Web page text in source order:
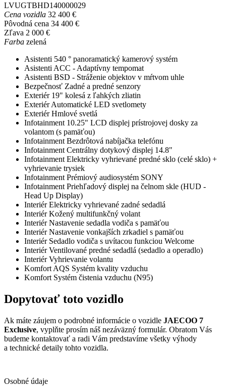
LVUGTBHD140000029
Cena vozidla 32 400 €
Pôvodná cena 34 400 €
Zľava 2 000 €
Farba zelená
Asistenti 540 ° panoramatický kamerový systém
Asistenti ACC - Adaptívny tempomat
Asistenti BSD - Stráženie objektov v mŕtvom uhle
Bezpečnosť Zadné a predné senzory
Exteriér19" kolesá z ľahkých zliatin
ExteriérAutomatické LED svetlomety
ExteriérHmlové svetlá
Infotainment 10.25" LCD displej prístrojovej dosky za
volantom (s pamäťou)
Infotainment Bezdrôtová nabíjačka telefónu
Infotainment Centrálny dotykový displej 14.8"
Infotainment Elektricky vyhrievané predné sklo (celé sklo) +
vyhrievanie trysiek
Infotainment Prémiový audiosystém SONY
Infotainment Priehľadový displej na čelnom skle (HUD -
Head Up Display)
InteriérElektricky vyhrievané zadné sedadlá
InteriérKožený multifunkčný volant
InteriérNastavenie sedadla vodiča s pamäťou
InteriérNastavenie vonkajších zrkadiel s pamäťou
InteriérSedadlo vodiča s uvítacou funkciou Welcome
InteriérVentilované predné sedadlá (sedadlo a operadlo)
InteriérVyhrievanie volantu
Komfort AQS Systém kvality vzduchu
Komfort Systém čistenia vzduchu (N95)
Dopytovať toto vozidlo
Ak máte záujem o podrobné informácie o vozidle JAECOO 7
Exclusive, vyplňte prosím náš nezáväzný formulár. Obratom Vás
budeme kontaktovať a radi Vám predstavíme všetky výhody
a technické detaily tohto vozidla.
Osobné údaje